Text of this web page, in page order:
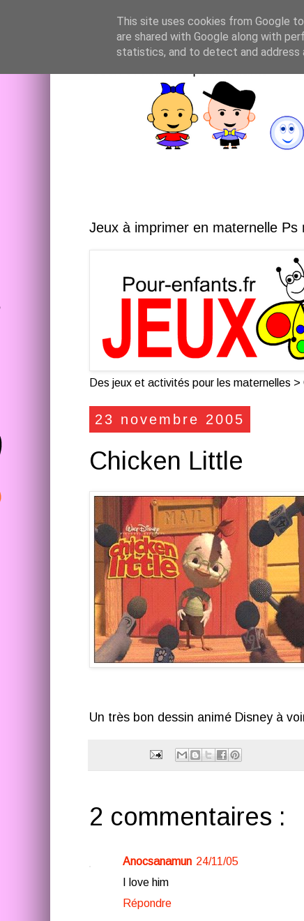
Jeux à imprimer en maternelle Ps
Des jeux et activités pour les maternelles >
23 novembre 2005
Chicken Little
Un très bon dessin animé Disney à
2 commentaires :
Anocsanamun 24/11/05
I love him
Répondre
This site uses cookies from Google
are shared with Google along with
statistics, and to detect and address